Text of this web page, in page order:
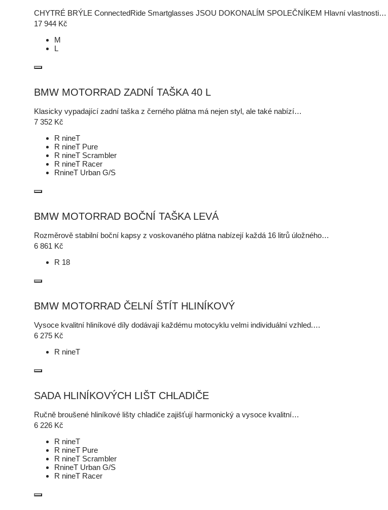
CHYTRÉ BRÝLE ConnectedRide Smartglasses JSOU DOKONALÍM SPOLEČNÍKEM Hlavní vlastnosti…
17 944 Kč
M
L
BMW MOTORRAD ZADNÍ TAŠKA 40 L
Klasicky vypadající zadní taška z černého plátna má nejen styl, ale také nabízí…
7 352 Kč
R nineT
R nineT Pure
R nineT Scrambler
R nineT Racer
RnineT Urban G/S
BMW MOTORRAD BOČNÍ TAŠKA LEVÁ
Rozměrově stabilní boční kapsy z voskovaného plátna nabízejí každá 16 litrů úložného…
6 861 Kč
R 18
BMW MOTORRAD ČELNÍ ŠTÍT HLINÍKOVÝ
Vysoce kvalitní hliníkové díly dodávají každému motocyklu velmi individuální vzhled.…
6 275 Kč
R nineT
SADA HLINÍKOVÝCH LIŠT CHLADIČE
Ručně broušené hliníkové lišty chladiče zajišťují harmonický a vysoce kvalitní…
6 226 Kč
R nineT
R nineT Pure
R nineT Scrambler
RnineT Urban G/S
R nineT Racer